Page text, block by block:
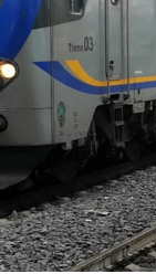
lavorato,
controtendenza”.
Dunque nuovi
“Cercheremo
sempre
qualora una
aprire le
sarebbe un